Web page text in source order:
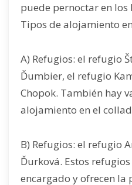
puede pernoctar en
Tipos de alojamiento
A) Refugios: el refugio
Ďumbier, el refugio
Chopok. También hay
alojamiento en el
B) Refugios: el refugio
Ďurková. Estos
encargado y ofrecen